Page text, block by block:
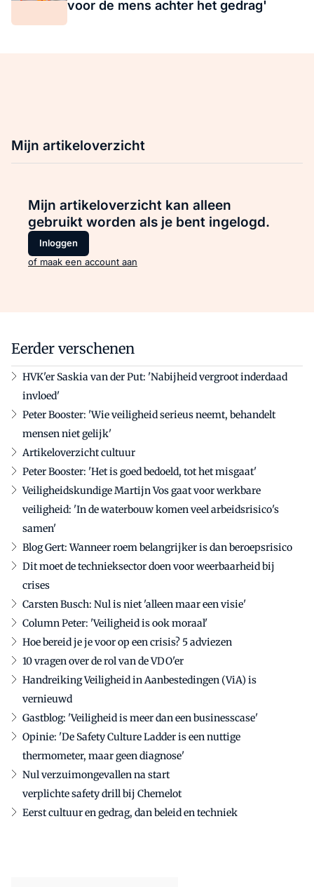
voor de mens achter het gedrag'
Mijn artikeloverzicht
Mijn artikeloverzicht kan alleen
gebruikt worden als je bent ingelogd.
Inloggen
of maak een account aan
Eerder verschenen
HVK'er Saskia van der Put: 'Nabijheid vergroot inderdaad
invloed'
Peter Booster: 'Wie veiligheid serieus neemt, behandelt
mensen niet gelijk'
Artikeloverzicht cultuur
Peter Booster: 'Het is goed bedoeld, tot het misgaat'
Veiligheidskundige Martijn Vos gaat voor werkbare
veiligheid: 'In de waterbouw komen veel arbeidsrisico's
samen'
Blog Gert: Wanneer roem belangrijker is dan beroepsrisico
Dit moet de technieksector doen voor weerbaarheid bij
crises
Carsten Busch: Nul is niet 'alleen maar een visie'
Column Peter: 'Veiligheid is ook moraal'
Hoe bereid je je voor op een crisis? 5 adviezen
10 vragen over de rol van de VDO'er
Handreiking Veiligheid in Aanbestedingen (ViA) is
vernieuwd
Gastblog: 'Veiligheid is meer dan een businesscase'
Opinie: 'De Safety Culture Ladder is een nuttige
thermometer, maar geen diagnose'
Nul verzuimongevallen na start
verplichte safety drill bij Chemelot
Eerst cultuur en gedrag, dan beleid en techniek